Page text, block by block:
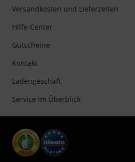
Versandkosten und Lieferzeiten
Hilfe-Center
Gutscheine
Kontakt
Ladengeschäft
Service im Überblick